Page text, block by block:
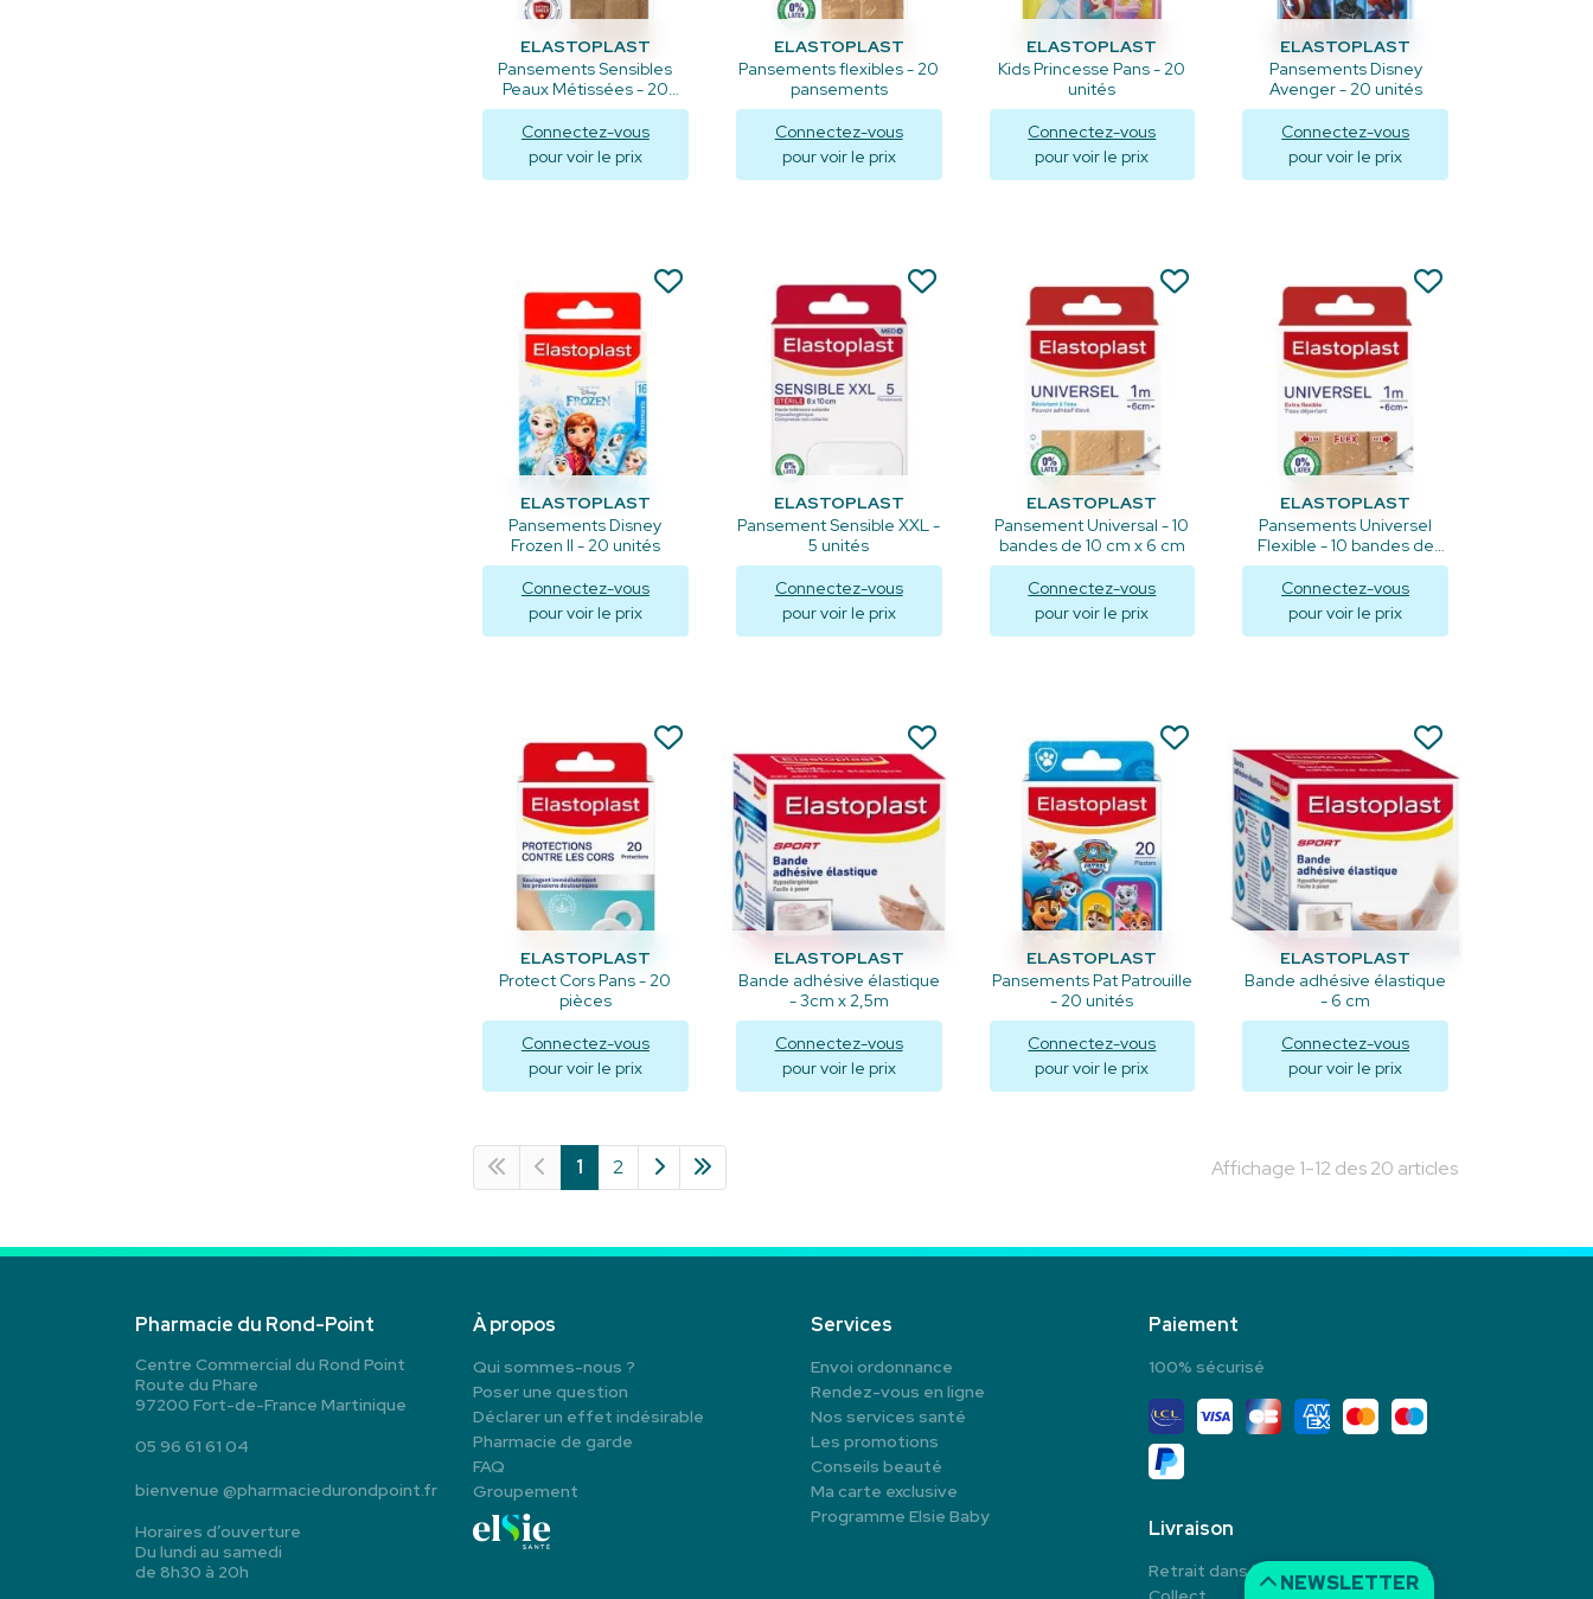
ELASTOPLAST
Pansements Sensibles
Peaux Métissées - 20
unités
Connectez-vous
pour voir le prix
ELASTOPLAST
Pansements flexibles - 20
pansements
Connectez-vous
pour voir le prix
ELASTOPLAST
Kids Princesse Pans - 20
unités
Connectez-vous
pour voir le prix
ELASTOPLAST
Pansements Disney
Avenger - 20 unités
Connectez-vous
pour voir le prix
ELASTOPLAST
Pansements Disney
Frozen II - 20 unités
Connectez-vous
pour voir le prix
ELASTOPLAST
Pansement Sensible XXL -
5 unités
Connectez-vous
pour voir le prix
ELASTOPLAST
Pansement Universal - 10
bandes de 10 cm x 6 cm
Connectez-vous
pour voir le prix
ELASTOPLAST
Pansements Universel
Flexible - 10 bandes de
10x6cm
Connectez-vous
pour voir le prix
ELASTOPLAST
Protect Cors Pans - 20
pièces
Connectez-vous
pour voir le prix
Visualiser
ELASTOPLAST
Bande adhésive élastique
- 3cm x 2,5m
Connectez-vous
pour voir le prix
ELASTOPLAST
Pansements Pat Patrouille
- 20 unités
Connectez-vous
pour voir le prix
ELASTOPLAST
Bande adhésive élastique
- 6 cm
Connectez-vous
pour voir le prix
Affichage 1-12 des 20 articles
1 2
NEWSLETTER
Pharmacie du Rond-Point
Centre Commercial du Rond Point
Route du Phare
97200 Fort-de-France Martinique
05 96 61 61 04
bienvenue @pharmaciedurondpoint.fr
Horaires d’ouverture
Du lundi au samedi
de 8h30 à 20h
À propos
Qui sommes-nous ?
Poser une question
Déclarer un effet indésirable
Pharmacie de garde
FAQ
Groupement
Services
Envoi ordonnance
Rendez-vous en ligne
Nos services santé
Les promotions
Conseils beauté
Ma carte exclusive
Programme Elsie Baby
Paiement
100% sécurisé
Livraison
Retrait dans la pharmacie en Click &